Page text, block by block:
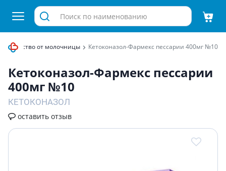
Лекарство от молочницы Кетоконазол-Фармекс пессарии 400мг №10
Кетоконазол-Фармекс пессарии
400мг №10
КЕТОКОНАЗОЛ
оставить отзыв